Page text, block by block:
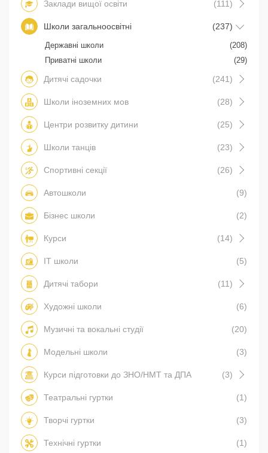
Заклади вищої освіти (111)
Школи загальноосвітні (237)
Державні школи
(208)
Приватні школи
(29)
Дитячі садочки (241)
Школи іноземних мов (28)
Центри розвитку дитини (25)
Школи танців (23)
Спортивні секції (26)
Автошколи (9)
Бізнес школи (2)
Курси (14)
IT школи (5)
Дитячі табори (11)
Художні школи (6)
Музичні та вокальні студії (20)
Модельні школи (3)
Курси підготовки до ЗНО/НМТ та ДПА (3)
Театральні гуртки (1)
Творчі гуртки (3)
Технічні гуртки (1)